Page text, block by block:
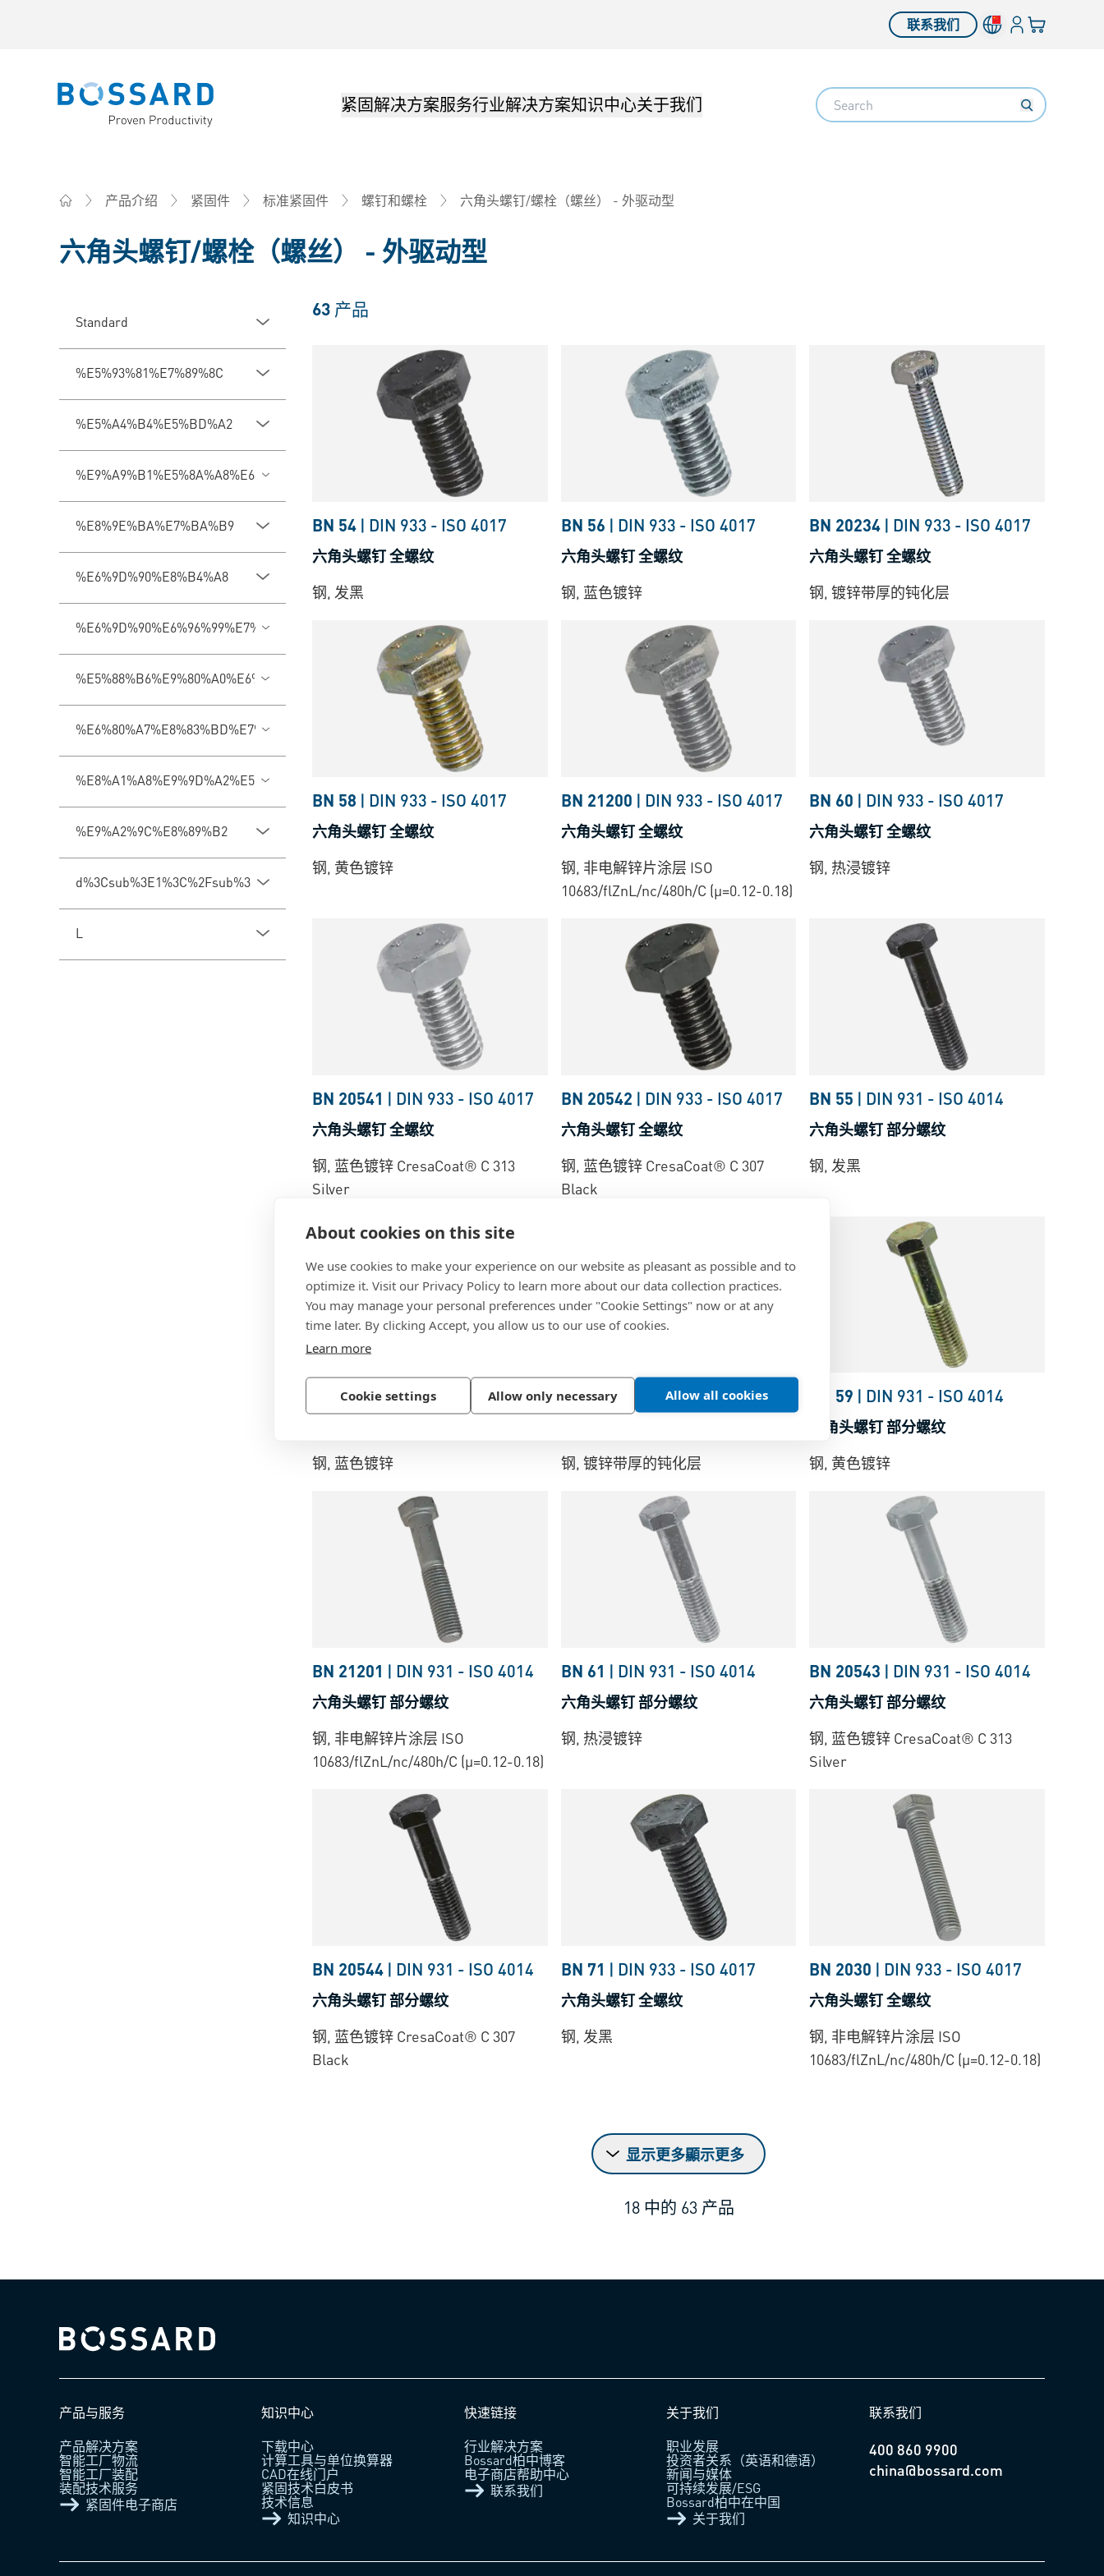
About cookies on this site
We use cookies to make your experience on our website as pleasant as possible and to
optimize it. Visit our Privacy Policy to learn more about our data collection practices.
You may manage your personal preferences under "Cookie Settings" now or at any
time later. By clicking Accept, you allow us to our use of cookies.
Learn more
Cookie settings Allow only necessary Allow all cookies
联系我们 登入您的购物车
Bossard homepage 紧固解决方案服务行业解决方案知识中心关于我们 Search
产品介绍 紧固件 标准紧固件 螺钉和螺栓 六角头螺钉/螺栓（螺丝） - 外驱动型
六角头螺钉/螺栓（螺丝） - 外驱动型
Standard
%E5%93%81%E7%89%8C
%E5%A4%B4%E5%BD%A2
%E9%A9%B1%E5%8A%A8%E6%A7%BD%E5%9E%8B
%E8%9E%BA%E7%BA%B9
%E6%9D%90%E8%B4%A8
%E6%9D%90%E6%96%99%E7%B1%BB%E5%9E%8B
%E5%88%B6%E9%80%A0%E6%9D%90%E6%96%99
%E6%80%A7%E8%83%BD%E7%AD%89%E7%BA%A7
%E8%A1%A8%E9%9D%A2%E5%A4%84%E7%90%86
%E9%A2%9C%E8%89%B2
d%3Csub%3E1%3C%2Fsub%3E
L
63 产品
BN 54 | DIN 933 - ISO 4017
六角头螺钉 全螺纹
钢, 发黑
BN 56 | DIN 933 - ISO 4017
六角头螺钉 全螺纹
钢, 蓝色镀锌
BN 20234 | DIN 933 - ISO 4017
六角头螺钉 全螺纹
钢, 镀锌带厚的钝化层
BN 58 | DIN 933 - ISO 4017
六角头螺钉 全螺纹
钢, 黄色镀锌
BN 21200 | DIN 933 - ISO 4017
六角头螺钉 全螺纹
钢, 非电解锌片涂层 ISO
10683/flZnL/nc/480h/C (µ=0.12-0.18)
BN 60 | DIN 933 - ISO 4017
六角头螺钉 全螺纹
钢, 热浸镀锌
BN 20541 | DIN 933 - ISO 4017
六角头螺钉 全螺纹
钢, 蓝色镀锌 CresaCoat® C 313
Silver
BN 20542 | DIN 933 - ISO 4017
六角头螺钉 全螺纹
钢, 蓝色镀锌 CresaCoat® C 307
Black
BN 55 | DIN 931 - ISO 4014
六角头螺钉 部分螺纹
钢, 发黑
BN 57|DIN 931- ISO 4014
钢, 蓝色镀锌
BN 20236 DIN 931 -ISO 4014
钢, 镀锌带厚的钝化层
BN 59 | DIN 931 - ISO 4014
六角头螺钉 部分螺纹
钢, 黄色镀锌
BN 21201 | DIN 931 - ISO 4014
六角头螺钉 部分螺纹
钢, 非电解锌片涂层 ISO
10683/flZnL/nc/480h/C (µ=0.12-0.18)
BN 61 | DIN 931 - ISO 4014
六角头螺钉 部分螺纹
钢, 热浸镀锌
BN 20543 | DIN 931 - ISO 4014
六角头螺钉 部分螺纹
钢, 蓝色镀锌 CresaCoat® C 313
Silver
BN 20544 | DIN 931 - ISO 4014
六角头螺钉 部分螺纹
钢, 蓝色镀锌 CresaCoat® C 307
Black
BN 71 | DIN 933 - ISO 4017
六角头螺钉 全螺纹
钢, 发黑
BN 2030 | DIN 933 - ISO 4017
六角头螺钉 全螺纹
钢, 非电解锌片涂层 ISO
10683/flZnL/nc/480h/C (µ=0.12-0.18)
显示更多顯示更多
18 中的 63 产品
Bossard homepage
产品与服务
产品解决方案
智能工厂物流
智能工厂装配
装配技术服务
紧固件电子商店
知识中心
下载中心
计算工具与单位换算器
CAD在线门户
紧固技术白皮书
技术信息
知识中心
快速链接
行业解决方案
Bossard柏中博客
电子商店帮助中心
联系我们
关于我们
职业发展
投资者关系（英语和德语）
新闻与媒体
可持续发展/ESG
Bossard柏中在中国
关于我们
联系我们
400 860 9900
china@bossard.com